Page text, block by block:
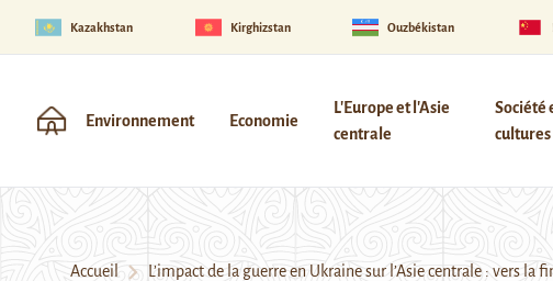
Kazakhstan Kirghizstan Ouzbékistan
Environnement Economie
L'Europe et l'Asie
centrale
Société
cultures
Accueil L’impact de la guerre en Ukraine sur l’Asie centrale : vers